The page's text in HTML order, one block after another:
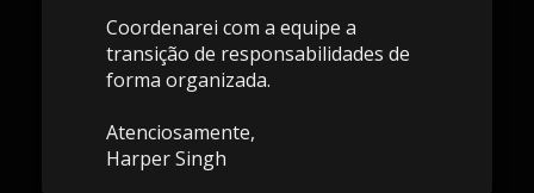
Coordenarei com a equipe a
transição de responsabilidades de
forma organizada.
Atenciosamente,
Harper Singh